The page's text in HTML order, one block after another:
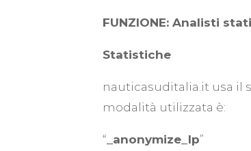
FUNZIONE: Analisti
Statistiche
nauticasuditalia.it usa il
modalità utilizzata è:
“ _anonymize_Ip”